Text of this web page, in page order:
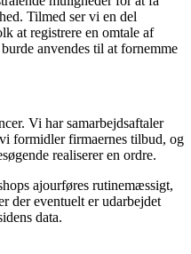
Tilmed ser vi en del
at registrere en omtale af
anvendes til at fornemme
Vi har samarbejdsaftaler
formidler firmaernes tilbud, og
realiserer en ordre.
ajourføres rutinemæssigt,
der eventuelt er udarbejdet
data.